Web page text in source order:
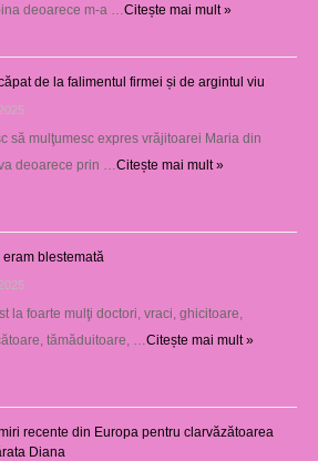
deoarece m-a … Citește mai mult »
de la falimentul firmei și de argintul viu
să mulţumesc expres vrăjitoarei Maria din
deoarece prin … Citește mai mult »
eram blestemată
la foarte mulţi doctori, vraci, ghicitoare,
tămăduitoare, … Citește mai mult »
recente din Europa pentru clarvăzătoarea
Diana